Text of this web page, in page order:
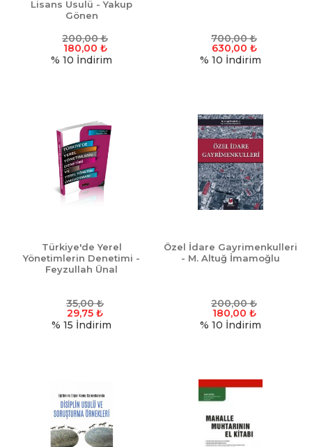
Lisans Usulü - Yakup
Gönen
200,00₺
180,00 ₺
% 10 İndirim
700,00₺
630,00 ₺
% 10 İndirim
Türkiye'de Yerel
Yönetimlerin Denetimi -
Feyzullah Ünal
35,00₺
29,75 ₺
% 15 İndirim
Özel İdare Gayrimenkulleri
- M. Altuğ İmamoğlu
200,00₺
180,00 ₺
% 10 İndirim